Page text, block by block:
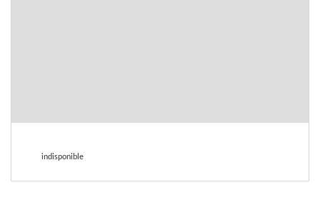
indisponible